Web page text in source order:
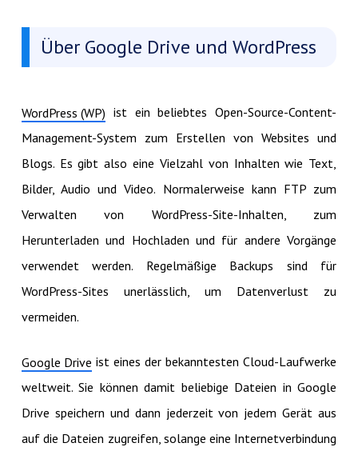
Über Google Drive und WordPress
WordPress (WP) ist ein beliebtes Open-Source-Content-
Management-System zum Erstellen von Websites und
Blogs. Es gibt also eine Vielzahl von Inhalten wie Text,
Bilder, Audio und Video. Normalerweise kann FTP zum
Verwalten von WordPress-Site-Inhalten, zum
Herunterladen und Hochladen und für andere Vorgänge
verwendet werden. Regelmäßige Backups sind für
WordPress-Sites unerlässlich, um Datenverlust zu
vermeiden.
Google Drive ist eines der bekanntesten Cloud-Laufwerke
weltweit. Sie können damit beliebige Dateien in Google
Drive speichern und dann jederzeit von jedem Gerät aus
auf die Dateien zugreifen, solange eine Internetverbindung